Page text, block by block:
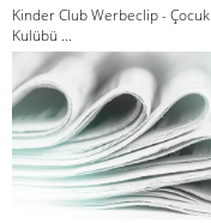
Kinder Club Werbeclip - Çocuk
Kulübü ...